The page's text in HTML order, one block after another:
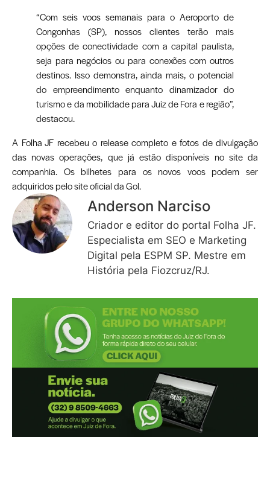
“Com seis voos semanais para o Aeroporto de
Congonhas (SP), nossos clientes terão mais
opções de conectividade com a capital paulista,
seja para negócios ou para conexões com outros
destinos. Isso demonstra, ainda mais, o potencial
do empreendimento enquanto dinamizador do
turismo e da mobilidade para Juiz de Fora e região”,
destacou.
A Folha JF recebeu o release completo e fotos de divulgação
das novas operações, que já estão disponíveis no site da
companhia. Os bilhetes para os novos voos podem ser
adquiridos pelo site oficial da Gol.
Anderson Narciso
Criador e editor do portal Folha JF.
Especialista em SEO e Marketing
Digital pela ESPM SP. Mestre em
História pela Fiozcruz/RJ.